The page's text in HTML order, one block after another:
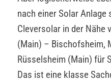
nach einer Solar Anlage
Cleversolar in der Nähe
(Main) – Bischofsheim,
Rüsselsheim (Main) für
Das ist eine klasse